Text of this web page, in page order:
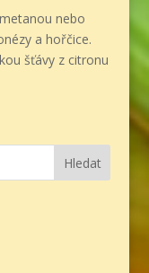
nebo
a hořčice.
šťávy z citronu
Hledat